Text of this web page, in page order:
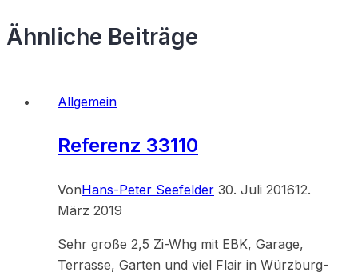
Ähnliche Beiträge
Allgemein
Referenz 33110
VonHans-Peter Seefelder 30. Juli 201612.
März 2019
Sehr große 2,5 Zi-Whg mit EBK, Garage,
Terrasse, Garten und viel Flair in Würzburg-